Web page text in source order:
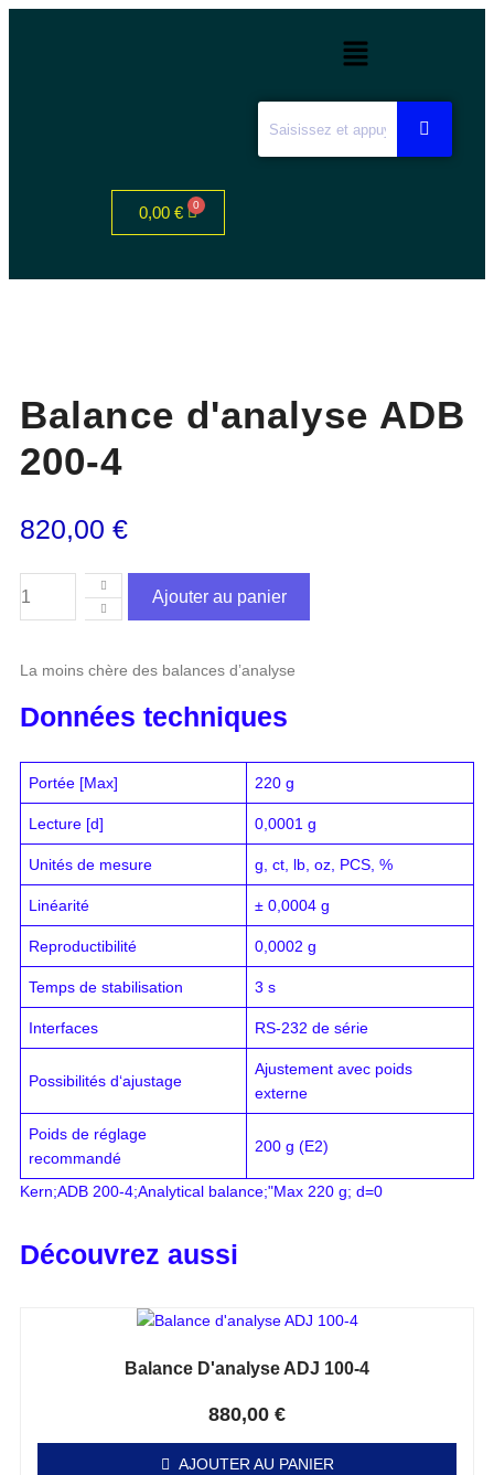
0,00 €
Balance d'analyse ADB
200-4
820,00 €
Ajouter au panier
La moins chère des balances dʼanalyse
Données techniques
Portée [Max] 220 g
Lecture [d] 0,0001 g
Unités de mesure g, ct, lb, oz, PCS, %
Linéarité ± 0,0004 g
Reproductibilité 0,0002 g
Temps de stabilisation 3 s
Interfaces RS-232 de série
Possibilités d‘ajustage
Ajustement avec poids
externe
Poids de réglage
recommandé
200 g (E2)
Kern;ADB 200-4;Analytical balance;"Max 220 g; d=0
Découvrez aussi
Balance D'analyse ADJ 100-4
880,00 €
AJOUTER AU PANIER